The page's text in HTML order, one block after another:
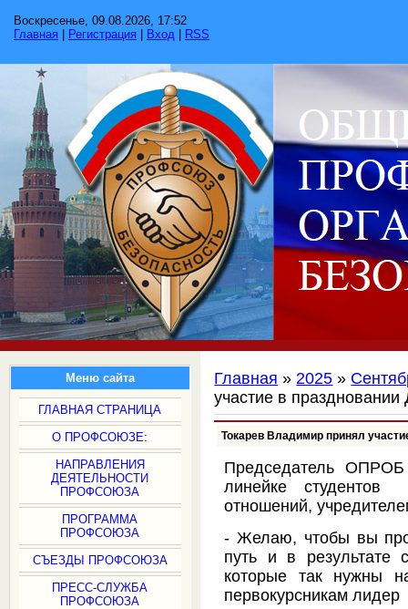
Воскресенье, 09.08.2026, 17:52
Главная
Регистрация Вход RSS
Меню сайта
ГЛАВНАЯ СТРАНИЦА
О ПРОФСОЮЗЕ:
НАПРАВЛЕНИЯ
ДЕЯТЕЛЬНОСТИ
ПРОФСОЮЗА
ПРОГРАММА
ПРОФСОЮЗА
СЪЕЗДЫ ПРОФСОЮЗА
ПРЕСС-СЛУЖБА
ПРОФСОЮЗА
Главная »2025 »
участие в
Токарев Владимир принял
Председатель ОПРОБ
линейке
отношений,
- Желаю, чтобы вы
путь и в результате
которые так нужны
первокурсникам